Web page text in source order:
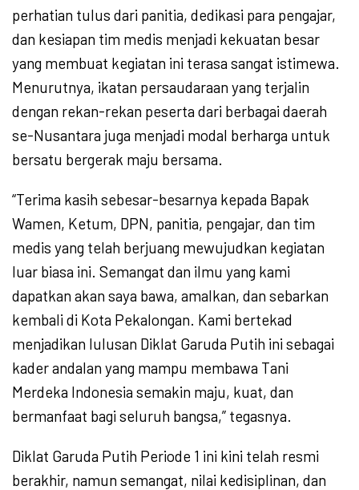
perhatian tulus dari panitia, dedikasi para pengajar,
dan kesiapan tim medis menjadi kekuatan besar
yang membuat kegiatan ini terasa sangat istimewa.
Menurutnya, ikatan persaudaraan yang terjalin
dengan rekan-rekan peserta dari berbagai daerah
se-Nusantara juga menjadi modal berharga untuk
bersatu bergerak maju bersama.
“Terima kasih sebesar-besarnya kepada Bapak
Wamen, Ketum, DPN, panitia, pengajar, dan tim
medis yang telah berjuang mewujudkan kegiatan
luar biasa ini. Semangat dan ilmu yang kami
dapatkan akan saya bawa, amalkan, dan sebarkan
kembali di Kota Pekalongan. Kami bertekad
menjadikan lulusan Diklat Garuda Putih ini sebagai
kader andalan yang mampu membawa Tani
Merdeka Indonesia semakin maju, kuat, dan
bermanfaat bagi seluruh bangsa,” tegasnya.
Diklat Garuda Putih Periode 1 ini kini telah resmi
berakhir, namun semangat, nilai kedisiplinan, dan